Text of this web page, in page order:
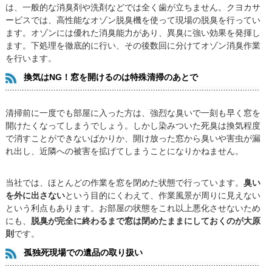
は、一般的な消臭剤や洗剤などでは全く歯が立ちません。クヨカサ
ービスでは、高性能なオゾン脱臭機を使って現場の脱臭を行ってい
ます。オゾンには優れた消臭能力があり、異臭に強い効果を発揮し
ます。下処理を徹底的に行い、その後数回に分けてオゾン消臭作業
を行います。
換気はNG！窓を開けるのは特殊清掃のあとで
清掃前に一度でも部屋に入った方は、強烈な臭いで一刻も早く窓を
開けたくなってしまうでしょう。しかし染みついた死臭は換気程度
で消すことができないばかりか、開け放った窓から臭いや害虫が漏
れ出し、近隣への被害を拡げてしまうことになりかねません。
当社では、ほとんどの作業を窓を閉めた状態で行っています。 臭い
を外に出さないという目的にくわえて、作業風景が周りに見えない
という利点もあります。お部屋の状態をこれ以上悪化させないため
にも、 脱臭が完全に終わるまで窓は閉めたままにしておくのが大原
則 です。
孤独死現場での遺品の取り扱い